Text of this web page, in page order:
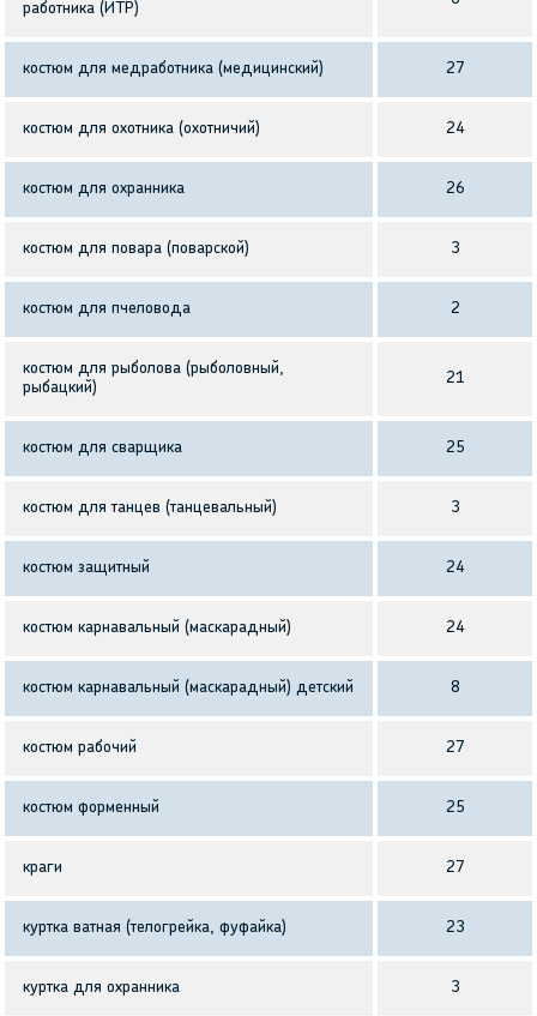
работника (ИТР)
костюм для медработника (медицинский) 27
костюм для охотника (охотничий) 24
костюм для охранника 26
костюм для повара (поварской) 3
костюм для пчеловода 2
костюм для рыболова (рыболовный,
рыбацкий)
21
костюм для сварщика 25
костюм для танцев (танцевальный) 3
костюм защитный 24
костюм карнавальный (маскарадный) 24
костюм карнавальный (маскарадный) детский 8
костюм рабочий 27
костюм форменный 25
краги 27
куртка ватная (телогрейка, фуфайка) 23
куртка для охранника 3